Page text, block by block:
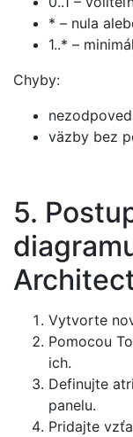
* – nula
1..* –
Chyby:
väzby bez
5.
Vytvorte
Pomocou
ich.
Definujte
panelu.
Pridajte